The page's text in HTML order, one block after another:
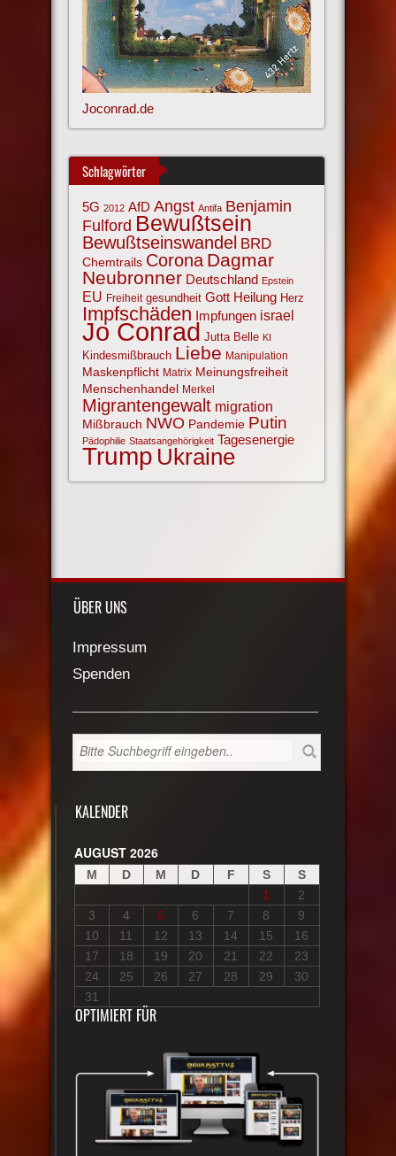
Joconrad.de
Schlagwörter
5G 2012 AfD Angst Antifa Benjamin
Fulford Bewußtsein
Bewußtseinswandel BRD
Chemtrails Corona Dagmar
Neubronner Deutschland Epstein
EU Freiheit gesundheit Gott Heilung Herz
Impfschäden Impfungen israel
Jo Conrad Jutta Belle KI
Kindesmißbrauch Liebe Manipulation
Maskenpflicht Matrix Meinungsfreiheit
Menschenhandel Merkel
Migrantengewalt migration
Mißbrauch NWO Pandemie Putin
Pädophilie Staatsangehörigkeit Tagesenergie
Trump Ukraine
ÜBER UNS
Impressum
Spenden
KALENDER
AUGUST 2026
M D M D F S
S
1
2
3
4 5 6 7 8
9
10
11 12 13 14 15
16
17
18 19 20 21 22
23
24
25 26 27 28 29
30
31
OPTIMIERT FÜR